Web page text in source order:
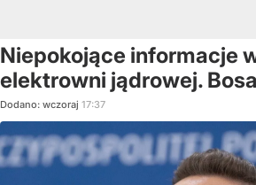
Niepokojące informacje
elektrowni jądrowej.
Dodano: wczoraj 17:37